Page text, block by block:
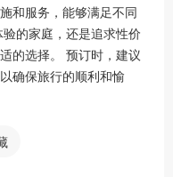
和服务，能够满足不同
的家庭，还是追求性价
的选择。 预订时，建议
确保旅行的顺利和愉